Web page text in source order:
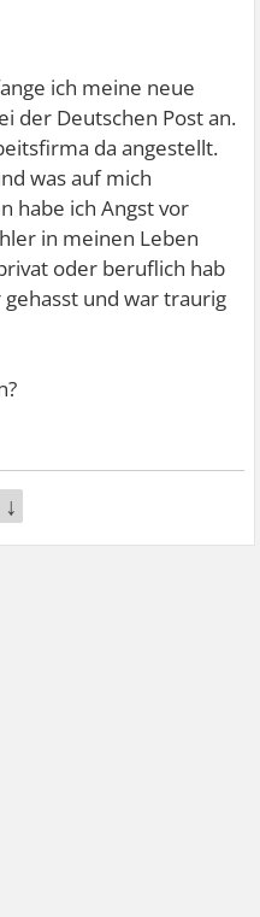
ich meine neue
der Deutschen Post an.
da angestellt.
was auf mich
habe ich Angst vor
in meinen Leben
oder beruflich hab
und war traurig